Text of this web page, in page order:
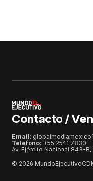
Contacto /
Email:
Teléfono: +55 2541 7830
Av. Ejército Nacional 843-B,
© 2026